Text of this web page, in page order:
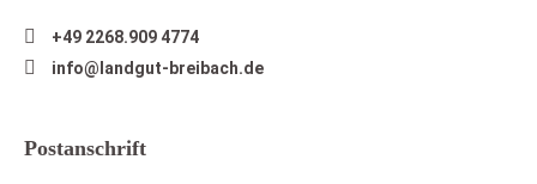
+49 2268.909 4774
info@landgut-breibach.de
Postanschrift